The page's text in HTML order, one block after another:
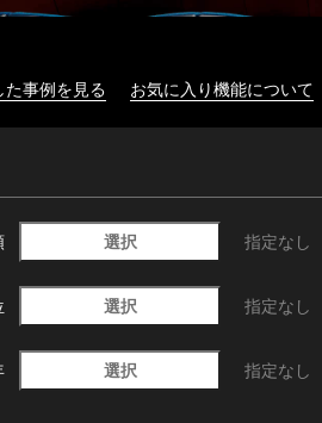
事例を見る お気に入り機能について
選択 指定なし
選択 指定なし
選択 指定なし